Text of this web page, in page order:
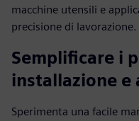
macchine utensili e
precisione di lavorazione.
Semplificare i
installazione e
Sperimenta una facile